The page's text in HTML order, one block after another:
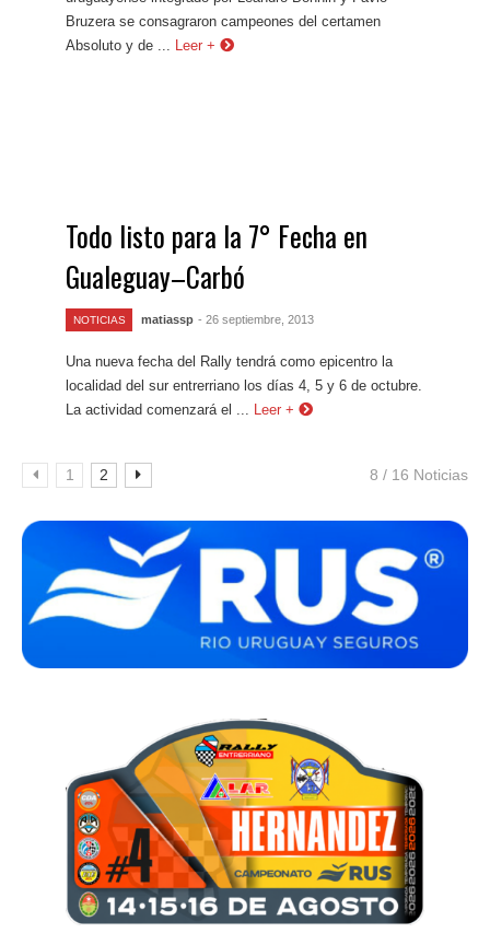
Bruzera se consagraron campeones del certamen
Absoluto y de ... Leer +
Todo listo para la 7° Fecha en
Gualeguay–Carbó
NOTICIAS matiassp - 26 septiembre, 2013
Una nueva fecha del Rally tendrá como epicentro la
localidad del sur entrerriano los días 4, 5 y 6 de octubre.
La actividad comenzará el ... Leer +
1 2 8 / 16 Noticias